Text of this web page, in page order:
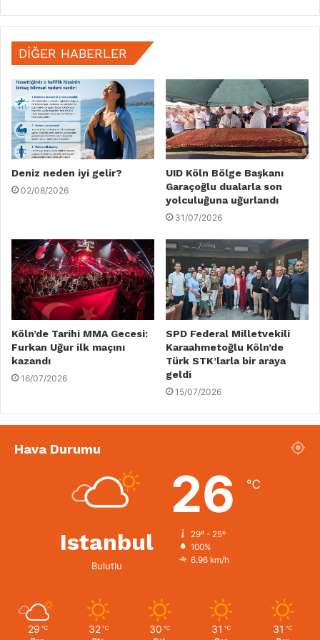
DIĞER HABERLER
Deniz neden iyi gelir?
02/08/2026
UID Köln Bölge Başkanı
Garaçoğlu dualarla son
yolculuğuna uğurlandı
31/07/2026
Köln’de Tarihi MMA Gecesi:
Furkan Uğur ilk maçını
kazandı
16/07/2026
SPD Federal Milletvekili
Karaahmetoğlu Köln’de
Türk STK’larla bir araya
geldi
15/07/2026
Hava Durumu
Istanbul
Bulutlu
26 ℃
29º - 25º
100%
6.96 km/h
29 ℃ 32 ℃ 30 ℃ 31 ℃ 31 ℃